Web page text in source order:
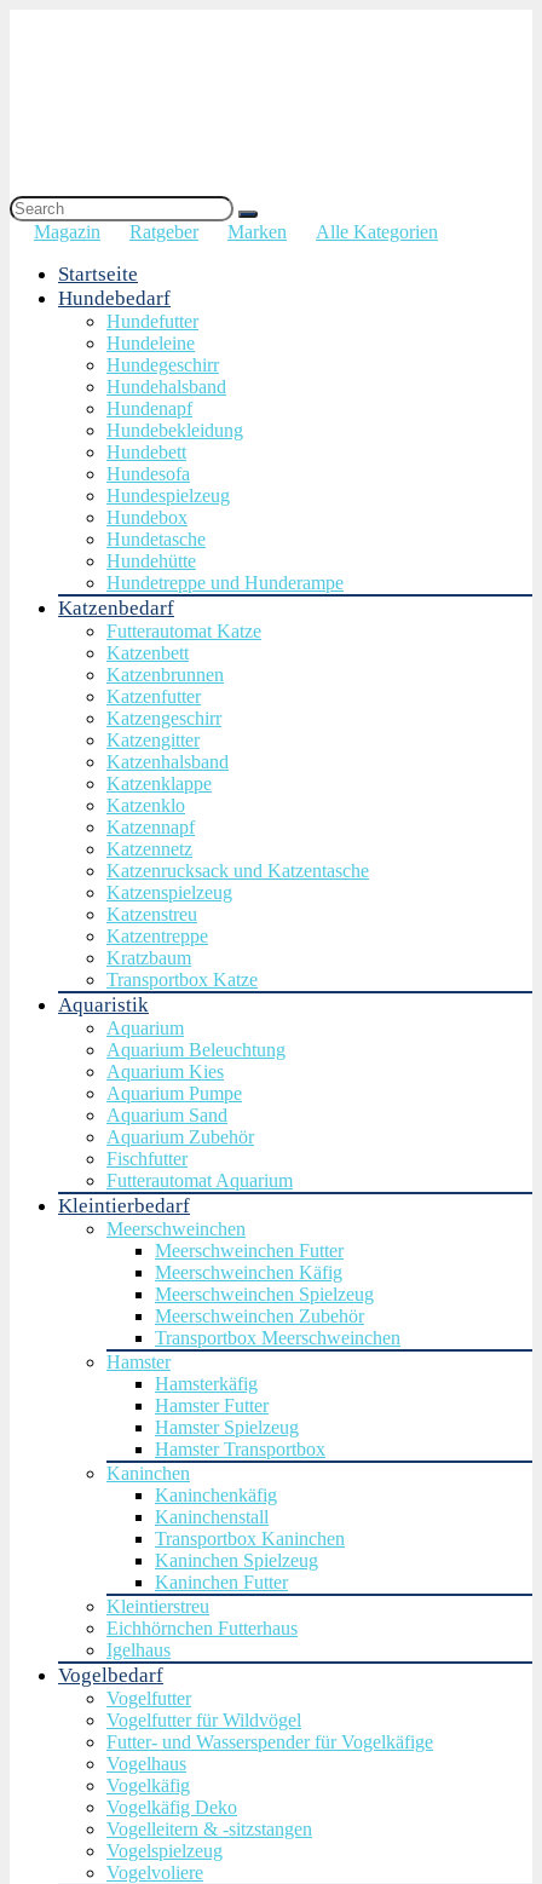
Magazin Ratgeber Marken Alle Kategorien
Startseite
Hundebedarf
Hundefutter
Hundeleine
Hundegeschirr
Hundehalsband
Hundenapf
Hundebekleidung
Hundebett
Hundesofa
Hundespielzeug
Hundebox
Hundetasche
Hundehütte
Hundetreppe und Hunderampe
Katzenbedarf
Futterautomat Katze
Katzenbett
Katzenbrunnen
Katzenfutter
Katzengeschirr
Katzengitter
Katzenhalsband
Katzenklappe
Katzenklo
Katzennapf
Katzennetz
Katzenrucksack und Katzentasche
Katzenspielzeug
Katzenstreu
Katzentreppe
Kratzbaum
Transportbox Katze
Aquaristik
Aquarium
Aquarium Beleuchtung
Aquarium Kies
Aquarium Pumpe
Aquarium Sand
Aquarium Zubehör
Fischfutter
Futterautomat Aquarium
Kleintierbedarf
Meerschweinchen
Meerschweinchen Futter
Meerschweinchen Käfig
Meerschweinchen Spielzeug
Meerschweinchen Zubehör
Transportbox Meerschweinchen
Hamster
Hamsterkäfig
Hamster Futter
Hamster Spielzeug
Hamster Transportbox
Kaninchen
Kaninchenkäfig
Kaninchenstall
Transportbox Kaninchen
Kaninchen Spielzeug
Kaninchen Futter
Kleintierstreu
Eichhörnchen Futterhaus
Igelhaus
Vogelbedarf
Vogelfutter
Vogelfutter für Wildvögel
Futter- und Wasserspender für Vogelkäfige
Vogelhaus
Vogelkäfig
Vogelkäfig Deko
Vogelleitern & -sitzstangen
Vogelspielzeug
Vogelvoliere